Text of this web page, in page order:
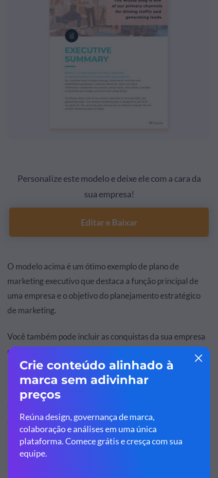
Personalize este modelo e deixe ele com a cara da
sua empresa!
Editar e Baixar
O modelo acima é um ótimo exemplo de plano de
marketing executivo que destaca a função principal de
uma empresa e o objetivo do planejamento estratégico
de marketing.
Você também pode incluir as conquistas da sua empresa
e os planos futuros do seu negócio no seu resumo.
Mas lembre-se, seu resumo executivo deve ser conciso e
ir direto ao ponto, sem muita enrolação nessa etapa. Em
vez de entediar seus leitores, seu resumo executivo deve
chamar a atenção e deixá-los animados e curiosos com o
resto do plano.